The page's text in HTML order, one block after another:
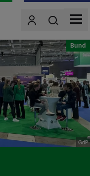
BenutzerWonach
MENU
GdP
Bund